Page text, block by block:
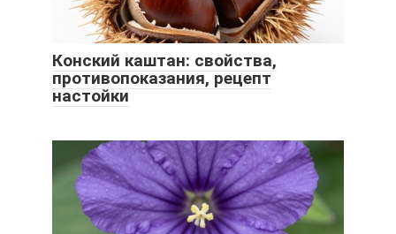
Конский каштан: свойства,
противопоказания, рецепт
настойки